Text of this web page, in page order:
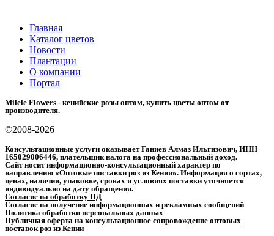
Главная
Каталог цветов
Новости
Плантации
О компании
Портал
Milele Flowers - кенийские розы оптом, купить цветы оптом от
производителя.
©2008-2026
Консультационные услуги оказывает Ганиев Алмаз Ильгизович, ИНН
165029006446, плательщик налога на профессиональный доход.
Сайт носит информационно-консультационный характер по
направлению «Оптовые поставки роз из Кении». Информация о сортах,
ценах, наличии, упаковке, сроках и условиях поставки уточняется
индивидуально на дату обращения.
Согласие на обработку ПД
Согласие на получение информационных и рекламных сообщений
Политика обработки персональных данных
Публичная оферта на консультационное сопровождение оптовых
поставок роз из Кении